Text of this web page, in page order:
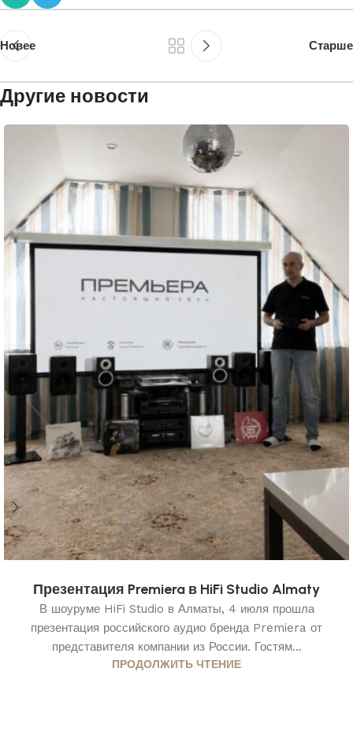
Новее Старше
Другие новости
Презентация Premiera в HiFi Studio Almaty
В шоуруме HiFi Studio в Алматы, 4 июля прошла
презентация российского аудио бренда Premiera от
представителя компании из России. Гостям...
ПРОДОЛЖИТЬ ЧТЕНИЕ